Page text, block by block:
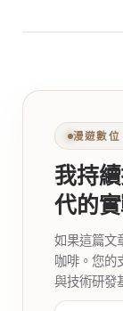
漫遊數位
我持
代的
如果這篇文
咖啡。您的
與技術研發